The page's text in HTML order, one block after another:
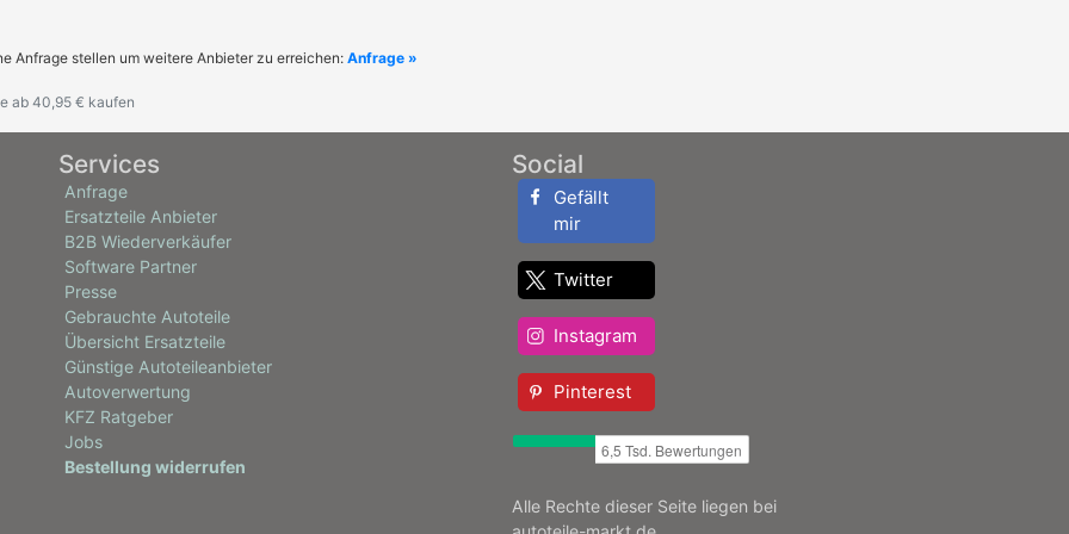
Anfrage stellen um weitere Anbieter zu erreichen: Anfrage »
ab 40,95 € kaufen
Services
Anfrage
Ersatzteile Anbieter
B2B Wiederverkäufer
Software Partner
Presse
Gebrauchte Autoteile
Übersicht Ersatzteile
Günstige Autoteileanbieter
Autoverwertung
KFZ Ratgeber
Jobs
Bestellung widerrufen
Social
Gefällt
mir
Twitter
Instagram
Pinterest
Alle Rechte dieser Seite liegen bei